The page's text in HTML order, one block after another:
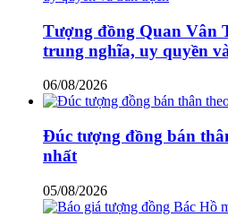
Tượng đồng Quan Vân
trung nghĩa, uy quyền
06/08/2026
Đúc tượng đồng bán
nhất
05/08/2026